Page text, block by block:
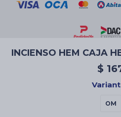
INCIENSO HEM CAJA
$
OM
© Copyright 2026 / La Casa de las